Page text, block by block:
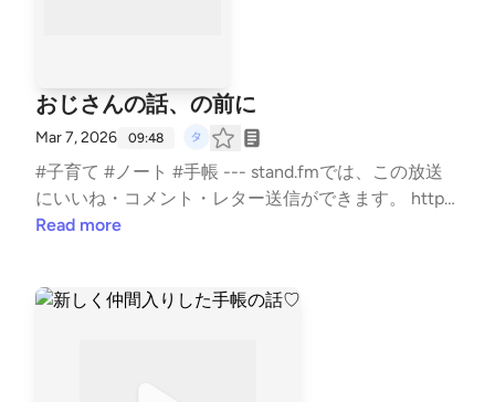
おじさんの話、の前に
Mar 7, 2026 09:48
#子育て #ノート #手帳 --- stand.fmでは、この放送
にいいね・コメント・レター送信ができます。 http
s://stand.fm/channels/5e0a1c5ee0b4ae817e2a30cf
Read more